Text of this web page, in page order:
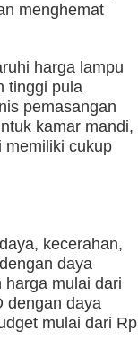
menghemat
harga lampu
tinggi pula
pemasangan
kamar mandi,
memiliki cukup
kecerahan,
daya
harga mulai dari
dengan daya
mulai dari Rp